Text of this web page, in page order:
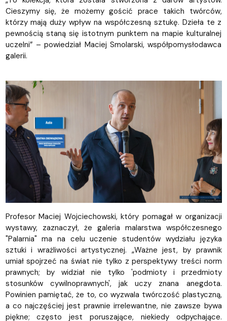
Cieszymy się, że możemy gościć prace takich twórców,
którzy mają duży wpływ na współczesną sztukę. Dzieła te z
pewnością staną się istotnym punktem na mapie kulturalnej
uczelni” – powiedział Maciej Smolarski, współpomysłodawca
galerii.
Profesor Maciej Wojciechowski, który pomagał w organizacji
wystawy, zaznaczył, że galeria malarstwa współczesnego
"Palarnia" ma na celu uczenie studentów wydziału języka
sztuki i wrażliwości artystycznej. „Ważne jest, by prawnik
umiał spojrzeć na świat nie tylko z perspektywy treści norm
prawnych; by widział nie tylko 'podmioty i przedmioty
stosunków cywilnoprawnych', jak uczy znana anegdota.
Powinien pamiętać, że to, co wyzwala twórczość plastyczną,
a co najczęściej jest prawnie irrelewantne, nie zawsze bywa
piękne; często jest poruszające, niekiedy odpychające.